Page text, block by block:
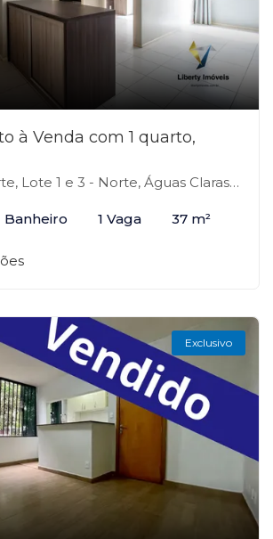
à Venda com 1 quarto,
Lote 1 e 3 - Norte, Águas Claras-DF
Banheiro 1 Vaga 37 m²
Exclusivo